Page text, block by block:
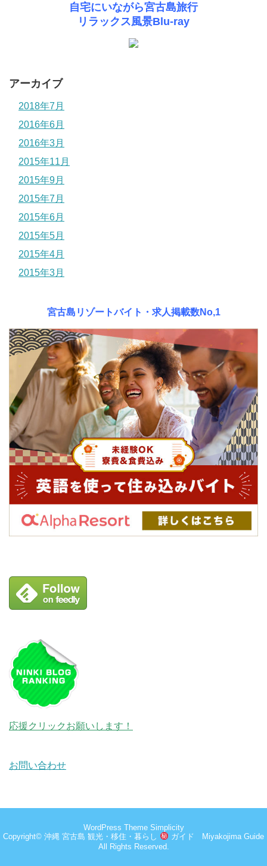
自宅にいながら宮古島旅行
リラックス風景Blu-ray
アーカイブ
2018年7月
2016年6月
2016年3月
2015年11月
2015年9月
2015年7月
2015年6月
2015年5月
2015年4月
2015年3月
宮古島リゾートバイト・求人掲載数No,1
応援クリックお願いします！
お問い合わせ
WordPress Theme Simplicity
Copyright©沖縄 宮古島 観光・移住・暮らし
ガイド Miyakojima Guide
All Rights Reserved.